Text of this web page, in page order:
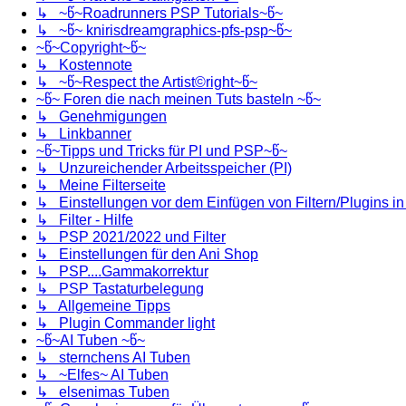
↳ ~წ~Roadrunners PSP Tutorials~წ~
↳ ~წ~ knirisdreamgraphics-pfs-psp~წ~
~წ~Copyright~წ~
↳ Kostennote
↳ ~წ~Respect the Artist©right~წ~
~წ~ Foren die nach meinen Tuts basteln ~წ~
↳ Genehmigungen
↳ Linkbanner
~წ~Tipps und Tricks für PI und PSP~წ~
↳ Unzureichender Arbeitsspeicher (PI)
↳ Meine Filterseite
↳ Einstellungen vor dem Einfügen von Filtern/Plugins in
↳ Filter - Hilfe
↳ PSP 2021/2022 und Filter
↳ Einstellungen für den Ani Shop
↳ PSP....Gammakorrektur
↳ PSP Tastaturbelegung
↳ Allgemeine Tipps
↳ Plugin Commander light
~წ~AI Tuben ~წ~
↳ sternchens AI Tuben
↳ ~Elfes~ AI Tuben
↳ elsenimas Tuben